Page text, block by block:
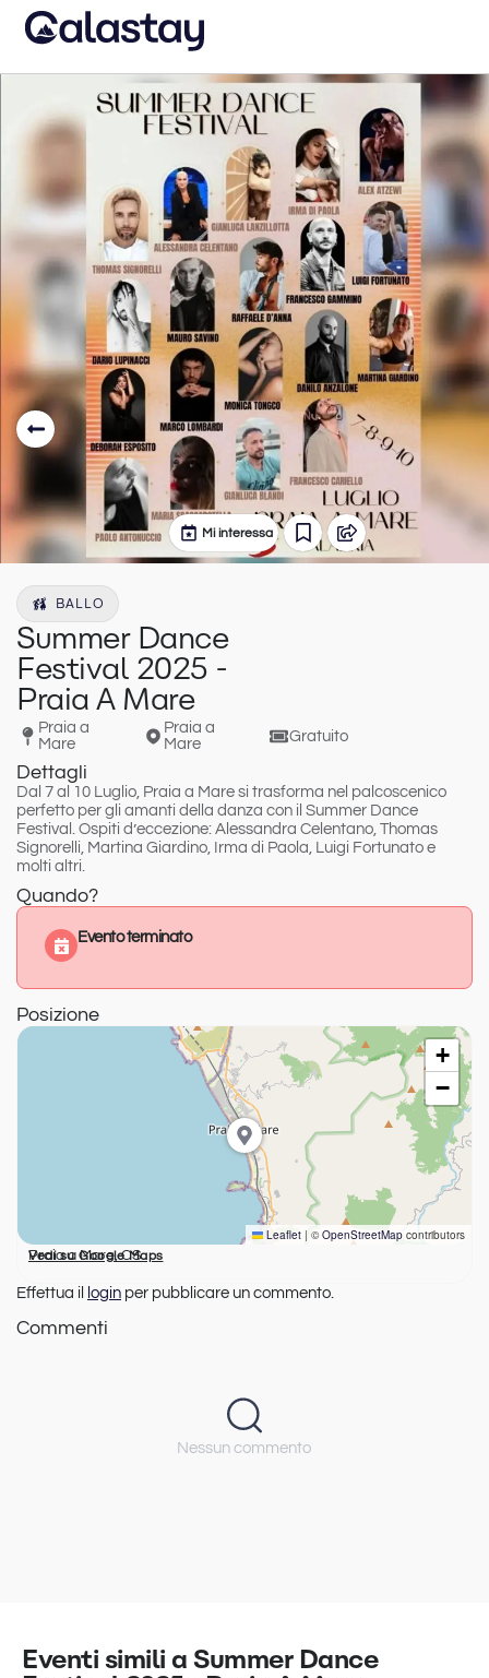
Mi interessa
BALLO
Summer Dance
Festival 2025 -
Praia A Mare
Praia a
Mare
Praia a
Mare
Gratuito
Dettagli
Dal 7 al 10 Luglio, Praia a Mare si trasforma nel palcoscenico
perfetto per gli amanti della danza con il Summer Dance
Festival . Ospiti d’eccezione: Alessandra Celentano, Thomas
Signorelli, Martina Giardino, Irma di Paola, Luigi Fortunato e
molti altri.
Quando?
Evento terminato
Posizione
+
−
Leaflet | ©OpenStreetMap contributors
Praia a Mare, CS
Vedi su Google Maps
Effettua il login per pubblicare un commento.
Commenti
Nessun commento
Eventi simili a Summer Dance